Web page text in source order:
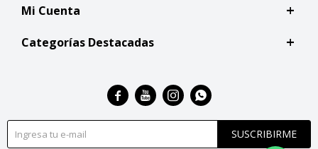
Mi Cuenta
Categorías Destacadas
SUSCRIBIRME
   